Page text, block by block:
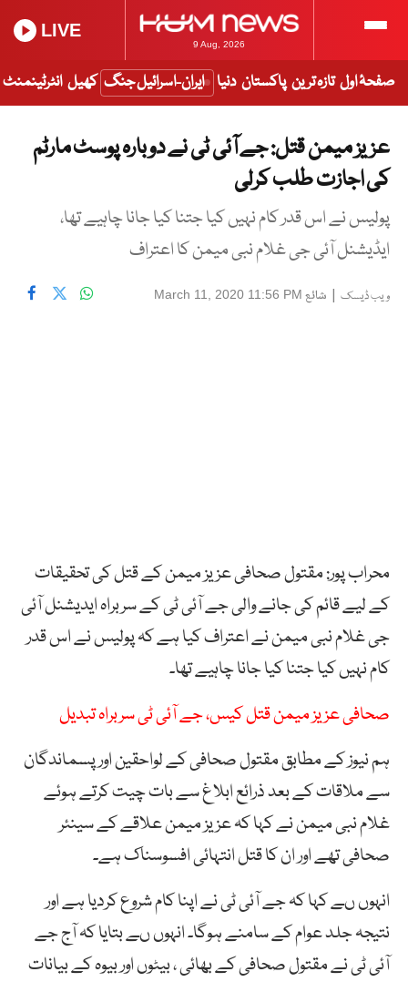
9 Aug, 2026
LIVE
صفحۂ اول تازہ ترین پاکستان دنیا ایران-اسرائیل جنگ کھیل انٹرٹینمنٹ
عزیز میمن قتل: جے آئی ٹی نے دوبارہ پوسٹ مارٹم
کی اجازت طلب کرلی
پولیس نے اس قدر کام نہیں کیا جتنا کیا جانا چاہیے تھا،
ایڈیشنل آئی جی غلام نبی میمن کا اعتراف
ویب ڈیسک | شائع March 11, 2020 11:56 PM
محراب پور: مقتول صحافی عزیز میمن کے قتل کی تحقیقات
کے لیے قائم کی جانے والی جے آئی ٹی کے سربراہ ایدیشنل آئی
جی غلام نبی میمن نے اعتراف کیا ہے کہ پولیس نے اس قدر
کام نہیں کیا جتنا کیا جانا چاہیے تھا۔
صحافی عزیز میمن قتل کیس، جے آئی ٹی سربراہ تبدیل
ہم نیوز کے مطابق مقتول صحافی کے لواحقین اور پسماندگان
سے ملاقات کے بعد ذرائع ابلاغ سے بات چیت کرتے ہوئے
غلام نبی میمن نے کہا کہ عزیز میمن علاقے کے سینئر
صحافی تھے اور ان کا قتل انتہائی افسوسناک ہے۔
انہوں ںے کہا کہ جے آئی ٹی نے اپنا کام شروع کردیا ہے اور
نتیجہ جلد عوام کے سامنے ہوگا۔ انہوں ںے بتایا کہ آج جے
آئی ٹی نے مقتول صحافی کے بھائی ، بیٹوں اور بیوہ کے بیانات